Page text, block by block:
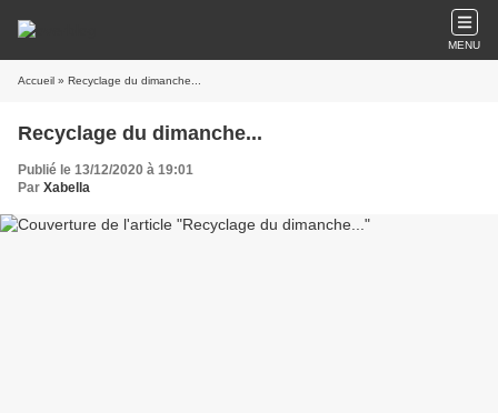
MENU
Accueil » Recyclage du dimanche...
Recyclage du dimanche...
Publié le 13/12/2020 à 19:01
Par Xabella